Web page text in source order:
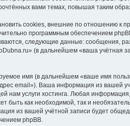
вами темах, повышая таким
cookies, внешние по отношению к
программным обеспечением
следующие данные: сообщения,
(в дальнейшем «ваша учётная
имя (в дальнейшем «ваше имя
email»). Ваша информация из вашей
услуги хостинга. Любая
быть как необходимой, так и
из вашей учётной записи будет
phpBB.